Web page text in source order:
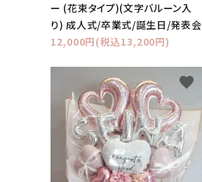
ー (花束タイプ)(文字バルーン入
り) 成人式/卒業式/誕生日/発表会
12,000円(税込13,200円)
favorite